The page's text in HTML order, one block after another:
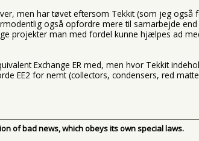
men har tøvet eftersom Tekkit (som jeg
også opfordre mere til samarbejde
projekter man med fordel kunne hjælpes ad
Exchange ER med, men hvor Tekkit
EE2 for nemt (collectors, condensers, red
of bad news, which obeys its own special laws.